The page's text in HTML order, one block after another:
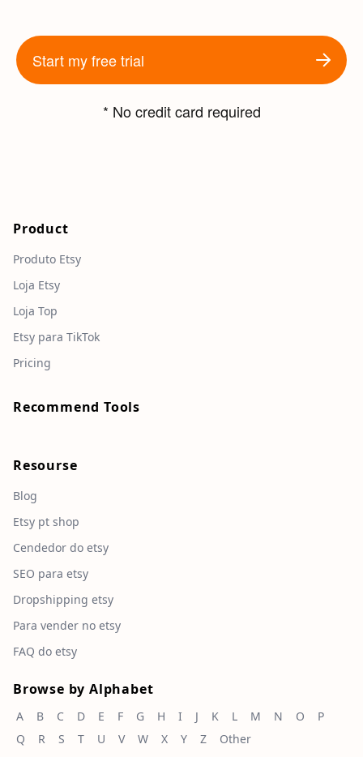
Start my free trial
* No credit card required
Product
Produto Etsy
Loja Etsy
Loja Top
Etsy para TikTok
Pricing
Recommend Tools
Resourse
Blog
Etsy pt shop
Cendedor do etsy
SEO para etsy
Dropshipping etsy
Para vender no etsy
FAQ do etsy
Browse by Alphabet
A B C D E F G H I J K L M N O
P
Q
R S T U V W X Y Z Other